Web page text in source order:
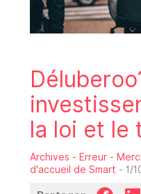
la loi et le
Archives - Erreur -
d'accueil de Smart - 1/